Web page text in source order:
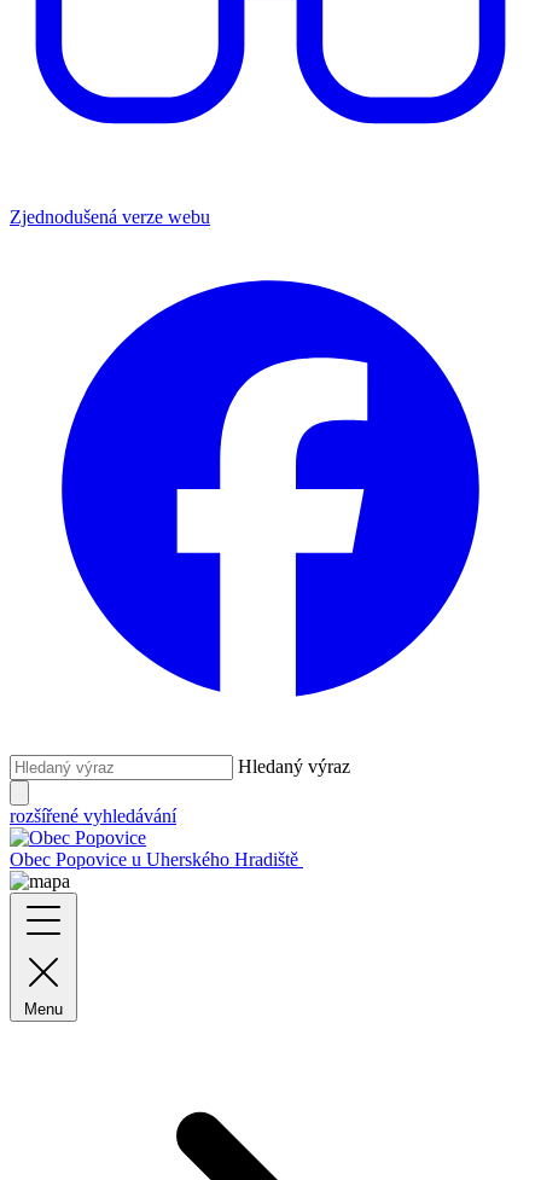
Zjednodušená verze webu
Hledaný výraz
rozšířené vyhledávání
Obec Popovice u Uherského Hradiště
Menu